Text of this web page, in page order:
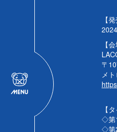
【
【
〒
メ
【
◇第
◇第